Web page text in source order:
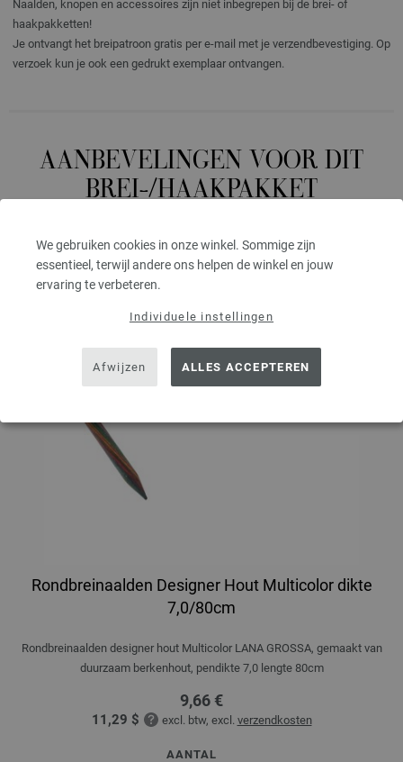
We gebruiken cookies in onze winkel. Sommige zijn
essentieel, terwijl andere ons helpen de winkel en jouw
ervaring te verbeteren.
Individuele instellingen
Afwijzen ALLES ACCEPTEREN
Naalden, knopen en accessoires zijn niet inbegrepen bij de brei- of
haakpakketten!
Je ontvangt het breipatroon gratis per e-mail met je verzendbevestiging. Op
verzoek kun je ook een gedrukt exemplaar ontvangen.
AANBEVELINGEN VOOR DIT
BREI-/HAAKPAKKET
Rondbreinaalden Designer Hout Multicolor dikte
7,0/80cm
Rondbreinaalden designer hout Multicolor LANA GROSSA, gemaakt van
duurzaam berkenhout, pendikte 7,0 lengte 80cm
9,66 €
11,29 $ excl. btw, excl. verzendkosten
AANTAL